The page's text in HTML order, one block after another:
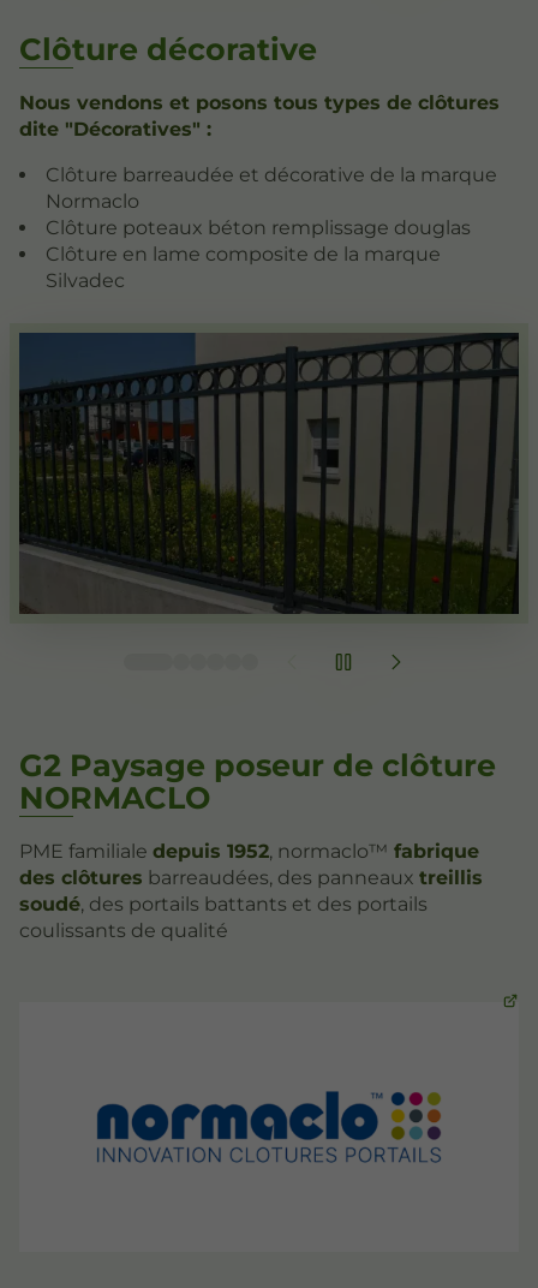
Clôture décorative
Nous vendons et posons tous types de clôtures
dite "Décoratives" :
Clôture barreaudée et décorative de la marque
Normaclo
Clôture poteaux béton remplissage douglas
Clôture en lame composite de la marque
Silvadec
G2 Paysage poseur de clôture
NORMACLO
PME familiale depuis 1952, normaclo™ fabrique
des clôtures barreaudées, des panneaux treillis
soudé, des portails battants et des portails
coulissants de qualité